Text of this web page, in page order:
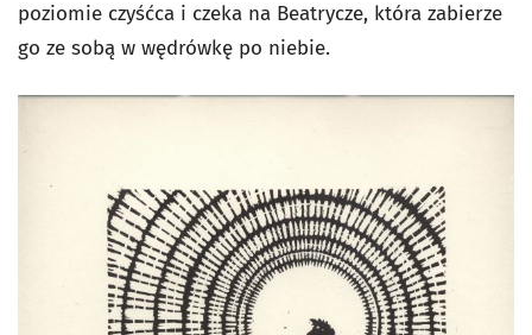
poziomie czyśćca i czeka na Beatrycze, która zabierze
go ze sobą w wędrówkę po niebie.